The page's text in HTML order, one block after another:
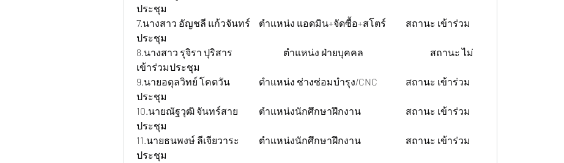
ประชุม
7.นางสาว อัญชลี แก้วจันทร์ 	ตำแหน่ง แอดมิน+จัดซื้อ+สโตร์ 	สถานะ เข้าร่วม
ประชุม
8.นางสาว รุจิรา ปุริสาร 		ตำแหน่ง ฝ่ายบุคคล 			สถานะ ไม่
เข้าร่วมประชุม
9.นายอดุลวิทย์ โคตวัน 		ตำแหน่ง ช่างซ่อมบำรุง/CNC 		สถานะ เข้าร่วม
ประชุม
10.นายณัฐวุฒิ จันทร์สาย 	ตำแหน่งนักศึกษาฝึกงาน 		สถานะ เข้าร่วม
ประชุม
11.นายธนพงษ์ ลีเจียวาระ 	ตำแหน่งนักศึกษาฝึกงาน 		สถานะ เข้าร่วม
ประชุม